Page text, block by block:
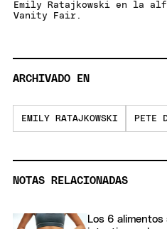
Emily Ratajkowski en la
Vanity Fair.
ARCHIVADO EN
EMILY RATAJKOWSKI PETE
NOTAS RELACIONADAS
Los 6 alimentos